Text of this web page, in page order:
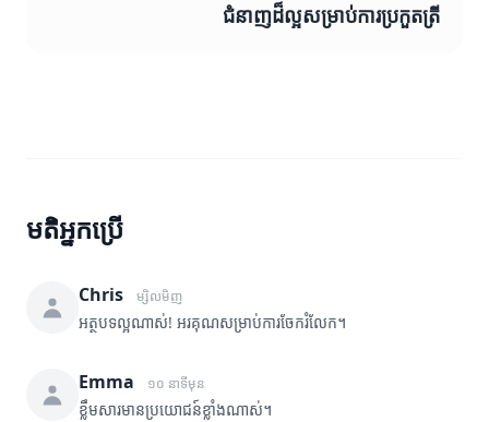
ជំនាញដ៏ល្អសម្រាប់ការប្រកួតត្រី
មតិអ្នកប្រើ
Chris ម្សិលមិញ
អត្ថបទល្អណាស់! អរគុណសម្រាប់ការចែករំលែក។
Emma ១០ នាទីមុន
ខ្លឹមសារមានប្រយោជន៍ខ្លាំងណាស់។